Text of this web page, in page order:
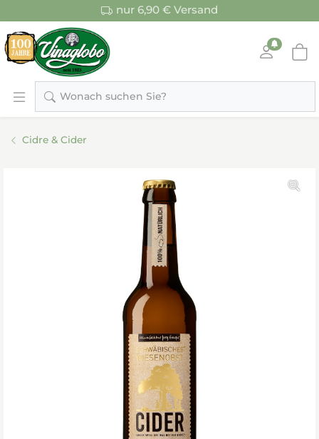
nur 6,90 € Versand
Wonach suchen Sie?
Cidre & Cider